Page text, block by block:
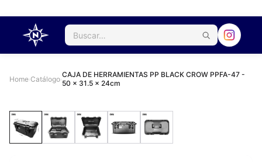
Home›Catálogo›CAJA DE HERRAMIENTAS PP BLACK CROW PPFA-47 -
50 x 31.5 x 24cm